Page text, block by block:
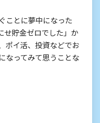
ことに夢中になった
貯金ゼロでした」か
ポイ活、投資などでお
なってみて思うことな